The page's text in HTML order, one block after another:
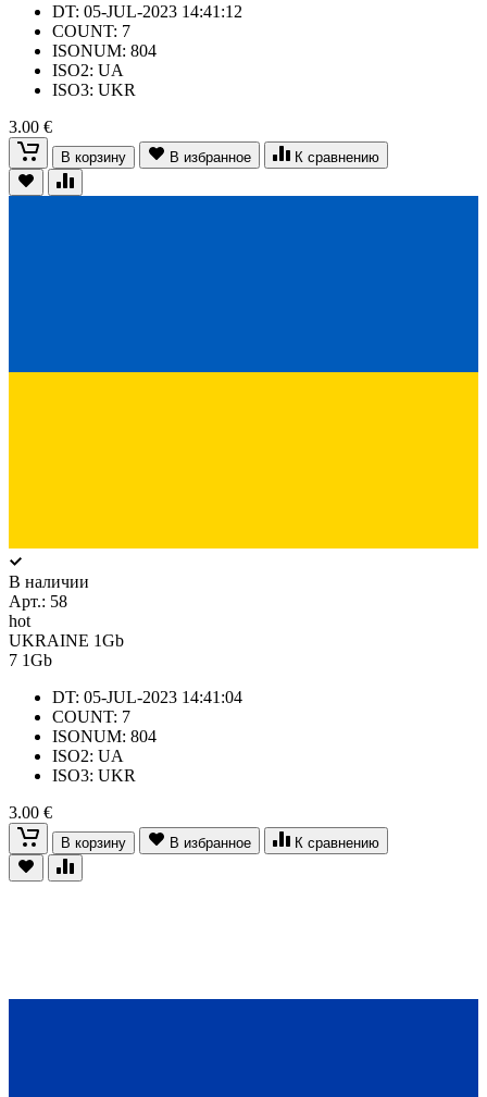
DT: 05-JUL-2023 14:41:12
COUNT: 7
ISONUM: 804
ISO2: UA
ISO3: UKR
3.00 €
В корзину В избранное К сравнению
В наличии
Арт.: 58
hot
UKRAINE 1Gb
7 1Gb
DT: 05-JUL-2023 14:41:04
COUNT: 7
ISONUM: 804
ISO2: UA
ISO3: UKR
3.00 €
В корзину В избранное К сравнению